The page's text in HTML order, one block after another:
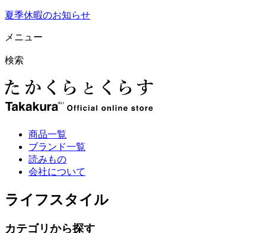
夏季休暇のお知らせ
メニュー
検索
商品一覧
ブランド一覧
読みもの
会社について
ライフスタイル
カテゴリから探す